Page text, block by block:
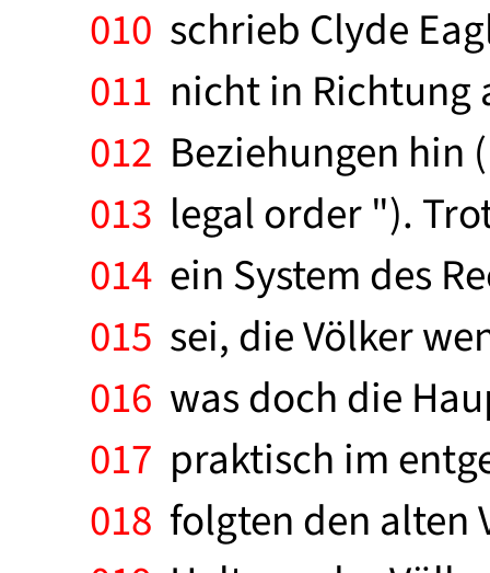
010 schrieb Clyde
011 nicht in
012 Beziehungen
013 legal order ").
014 ein System des
015 sei, die Völker
016 was doch die
017 praktisch im
018 folgten den alten